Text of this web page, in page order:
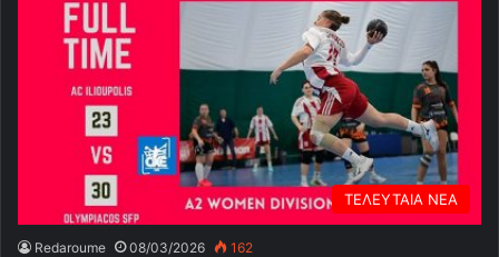
ΤΕΛΕΥΤΑΙΑ ΝΕΑ
Redaroume 08/03/2026 162